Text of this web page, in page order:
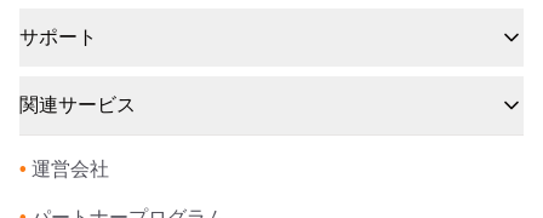
サポート
関連サービス
• 運営会社